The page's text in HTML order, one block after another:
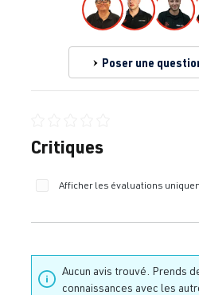
Poser une
Note moyenne de 0 sur 5
Critiques
Afficher les évaluations
Aucun avis trouvé. Prends
connaissances avec les